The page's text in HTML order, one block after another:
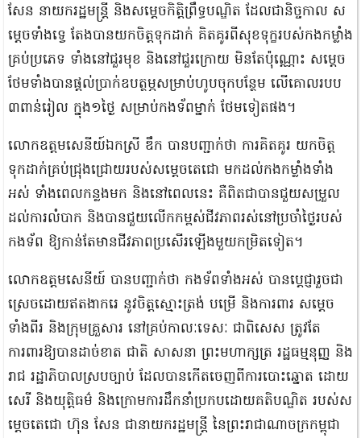
សែន នាយករដ្ឋមន្ត្រី និងសម្តេចកិត្តិព្រឹទ្ធបណ្ឌិត ដែលជានិច្ចកាល ស
ម្តេចទាំងទ្វេ តែងបានយកចិត្តទុកដាក់ គិតគូរពីសុខទុក្ខរបស់កងកម្លាំង
គ្រប់ប្រភេទ ទាំងនៅជួរមុខ និងនៅជួរក្រោយ មិនតែប៉ុណ្ណោះ សម្តេច
ថែមទាំងបានផ្តល់ប្រាក់ឧបត្ថម្ភសម្រាប់ហូបចុកបន្ថែម លើគោលរបប
៣ពាន់រៀល ក្នុង១ថ្ងៃ សម្រាប់កងទ័ពម្នាក់ ថែមទៀតផង។
លោកឧត្តមសេនីយ៍ឯកស្រី ឌឹក បានបញ្ជាក់ថា ការគិតគូរ យកចិត្ត
ទុកដាក់គ្រប់ជ្រុងជ្រោយរបស់សម្តេចតេជោ មកដល់កងកម្លាំងទាំង
អស់ ទាំងពេលកន្លងមក និងនៅពេលនេះ គឺពិតជាបានជួយសម្រួល
ដល់ការលំបាក និងបានជួយលើកកម្ពស់ជីវភាពរស់នៅប្រចាំថ្ងៃរបស់
កងទ័ព ឱ្យកាន់តែមានជីវភាពប្រសើរឡើងមួយកម្រិតទៀត។
លោកឧត្តមសេនីយ៍ បានបញ្ជាក់ថា កងទ័ពទាំងអស់ បានប្តេជ្ញារួចជា
ស្រេចដោយឥតងាករេ នូវចិត្តស្មោះត្រង់ បម្រើ និងការពារ សម្តេច
ទាំងពីរ និងក្រុមគ្រួសារ នៅគ្រប់កាលៈទេសៈ ជាពិសេស ត្រូវតែ
ការពារឱ្យបានដាច់ខាត ជាតិ សាសនា ព្រះមហាក្សត្រ រដ្ឋធម្មនុញ្ញ និង
រាជ រដ្ឋាភិបាលស្របច្បាប់ ដែលបានកើតចេញពីការបោះឆ្នោត ដោយ
សេរី និងយុត្តិធម៌ និងក្រោមការដឹកនាំប្រកបដោយគតិបណ្ឌិត របស់ស
ម្តេចតេជោ ហ៊ុន សែន ជានាយករដ្ឋមន្ត្រី នៃព្រះរាជាណាចក្រកម្ពុជា